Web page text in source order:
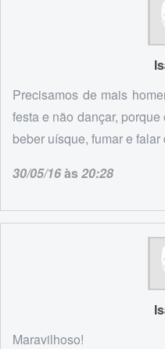
Precisamos de mais
festa e não dançar,
beber uísque, fumar e
30/05/16às20:28
Maravilhoso!